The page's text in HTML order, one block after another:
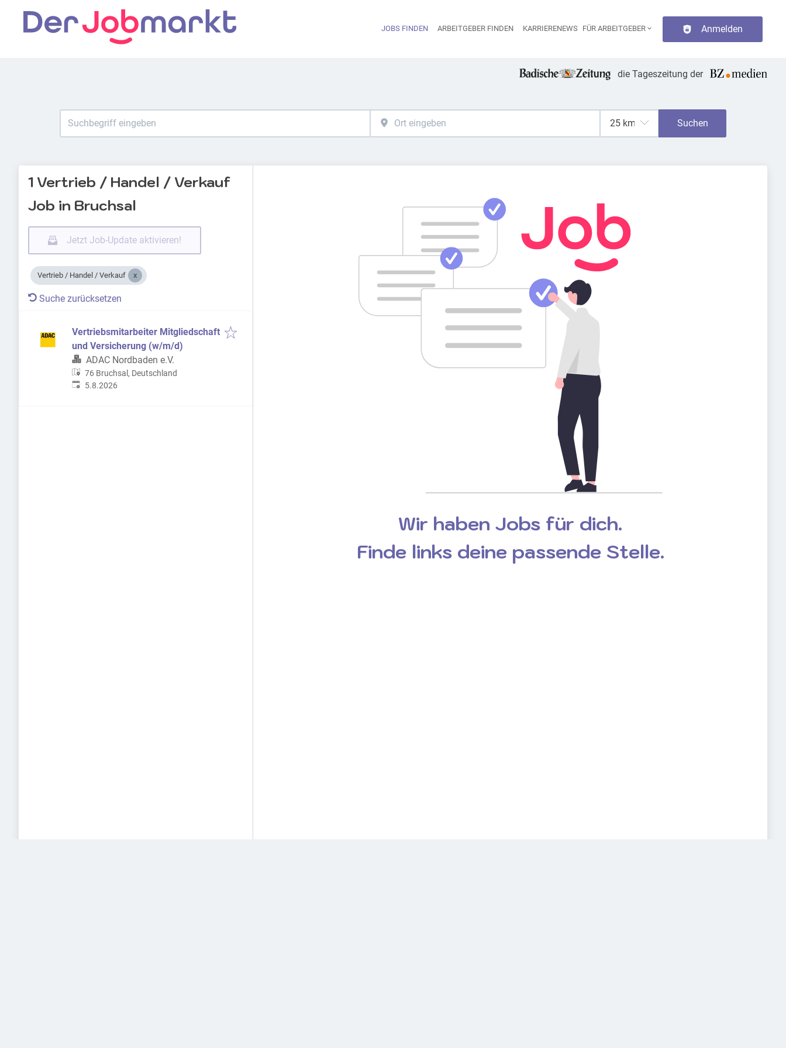
Haupt-Navigation
JOBS FINDEN ARBEITGEBER FINDEN KARRIERENEWS FÜR ARBEITGEBER Anmelden
die Tageszeitung der
Suchen
1 Vertrieb / Handel / Verkauf
Job in Bruchsal
Jetzt Job-Update aktivieren!
Vertrieb / Handel / Verkauf
Suche zurücksetzen
Vertriebsmitarbeiter Mitgliedschaft
und Versicherung (w/m/d)
ADAC Nordbaden e.V.
76 Bruchsal, Deutschland
Veröffentlicht
5.8.2026
Wir haben Jobs für dich.
Finde links deine passende Stelle.